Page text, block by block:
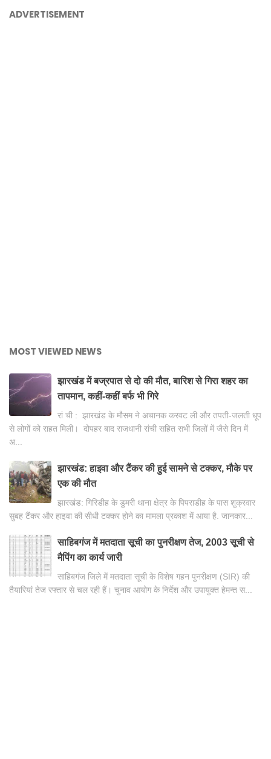
ADVERTISEMENT
MOST VIEWED NEWS
झारखंड में बज्रपात से दो की मौत, बारिश से गिरा शहर का
तापमान, कहीं-कहीं बर्फ भी गिरे
रां ची : झारखंड के मौसम ने अचानक करवट ली और तपती-जलती धूप
से लोगों को राहत मिली। दोपहर बाद राजधानी रांची सहित सभी जिलों में जैसे दिन में
अ...
झारखंड: हाइवा और टैंकर की हुई सामने से टक्कर, मौके पर
एक की मौत
झारखंड: गिरिडीह के डुमरी थाना क्षेत्र के पिपराडीह के पास शुक्रवार
सुबह टैंकर और हाइवा की सीधी टक्कर होने का मामला प्रकाश में आया है. जानकार...
साहिबगंज में मतदाता सूची का पुनरीक्षण तेज, 2003 सूची से
मैपिंग का कार्य जारी
साहिबगंज जिले में मतदाता सूची के विशेष गहन पुनरीक्षण (SIR) की
तैयारियां तेज रफ्तार से चल रही हैं। चुनाव आयोग के निर्देश और उपायुक्त हेमन्त स...